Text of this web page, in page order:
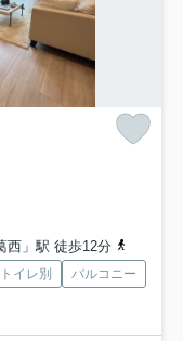
西」駅 徒歩12分
イレ別
バルコニー